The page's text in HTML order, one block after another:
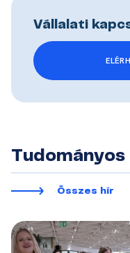
Vállalati
Tudományos
Összes hír